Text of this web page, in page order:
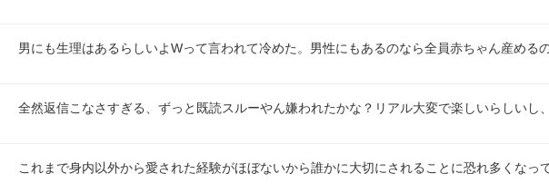
男にも生理はあるらしいよWって言われて冷めた。男性にもあるのなら全員赤ちゃん産める
全然返信こなさすぎる、ずっと既読スルーやん嫌われたかな？リアル大変で楽しいらしいし
これまで身内以外から愛された経験がほぼないから誰かに大切にされることに恐れ多くなっ